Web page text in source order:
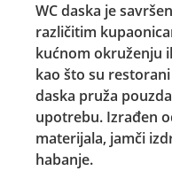
WC daska je
različitim
kućnom okruženju
kao što su
daska pruža
upotrebu. Izrađen
materijala, jamči
habanje.